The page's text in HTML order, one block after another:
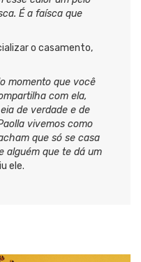
É a faísca que
o casamento,
momento que você
com ela,
de verdade e de
vivemos como
que só se casa
alguém que te dá um
ele.